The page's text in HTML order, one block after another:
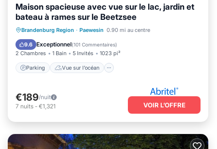
Maison spacieuse avec vue sur le lac, jardin et
bateau à rames sur le Beetzsee
Brandenburg Region · Paewesin 0.90 mi au centre
9.6 Exceptionnel(101 Commentaires)
2 Chambres 1 Bain 5 Invités 1023 pi²
Parking Vue sur l’océan
Parking
Vue sur l’océan
Balcon/Terrasse
Vue
€189/nuit
7 nuits - €1,321 VOIR L’OFFRE